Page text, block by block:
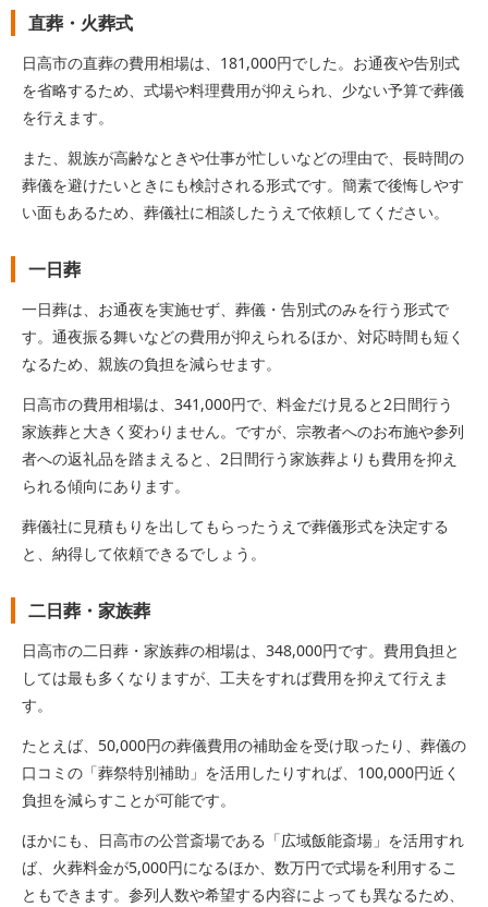
直葬・火葬式
日高市の直葬の費用相場は、181,000円でした。お通夜や告別式
を省略するため、式場や料理費用が抑えられ、少ない予算で葬儀
を行えます。
また、親族が高齢なときや仕事が忙しいなどの理由で、長時間の
葬儀を避けたいときにも検討される形式です。簡素で後悔しやす
い面もあるため、葬儀社に相談したうえで依頼してください。
一日葬
一日葬は、お通夜を実施せず、葬儀・告別式のみを行う形式で
す。通夜振る舞いなどの費用が抑えられるほか、対応時間も短く
なるため、親族の負担を減らせます。
日高市の費用相場は、341,000円で、料金だけ見ると2日間行う
家族葬と大きく変わりません。ですが、宗教者へのお布施や参列
者への返礼品を踏まえると、2日間行う家族葬よりも費用を抑え
られる傾向にあります。
葬儀社に見積もりを出してもらったうえで葬儀形式を決定する
と、納得して依頼できるでしょう。
二日葬・家族葬
日高市の二日葬・家族葬の相場は、348,000円です。費用負担と
しては最も多くなりますが、工夫をすれば費用を抑えて行えま
す。
たとえば、50,000円の葬儀費用の補助金を受け取ったり、葬儀の
口コミの「葬祭特別補助」を活用したりすれば、100,000円近く
負担を減らすことが可能です。
ほかにも、日高市の公営斎場である「広域飯能斎場」を活用すれ
ば、火葬料金が5,000円になるほか、数万円で式場を利用するこ
ともできます。参列人数や希望する内容によっても異なるため、